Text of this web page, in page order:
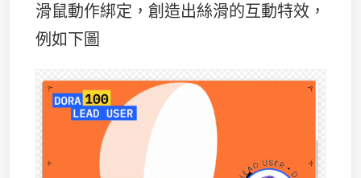
滑鼠動作綁定，創造出絲滑的互動特效，
例如下圖